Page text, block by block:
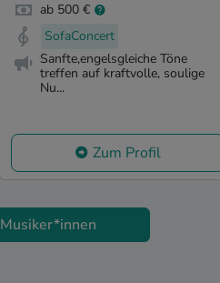
ab 500 €
SofaConcert
Sanfte,engelsgleiche Töne
treffen auf kraftvolle, soulige
Nu...
Zum Profil